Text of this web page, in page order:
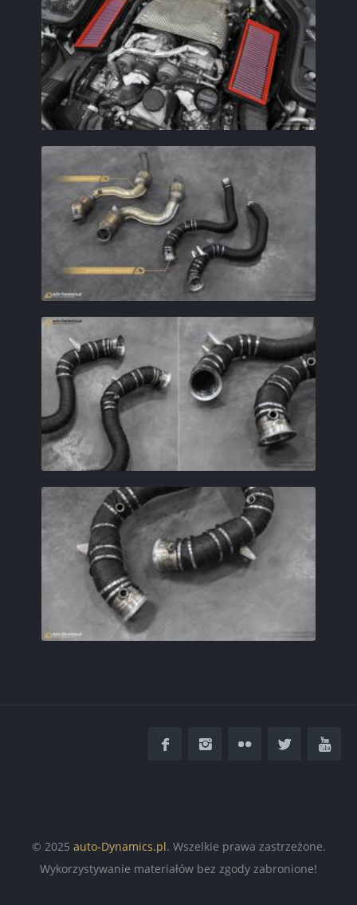
© 2025 auto-Dynamics.pl. Wszelkie prawa zastrzeżone.
Wykorzystywanie materiałów bez zgody zabronione!